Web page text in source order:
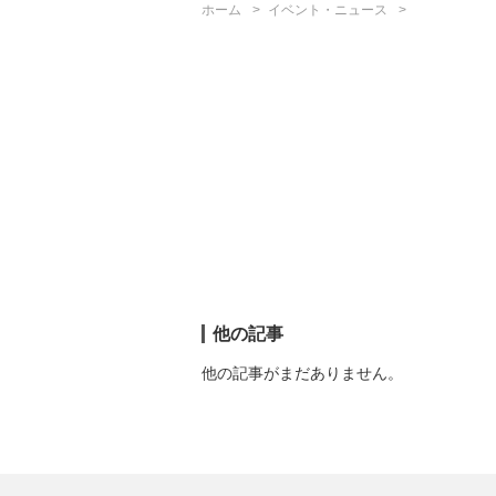
ホーム イベント・ニュース
他の記事
他の記事がまだありません。